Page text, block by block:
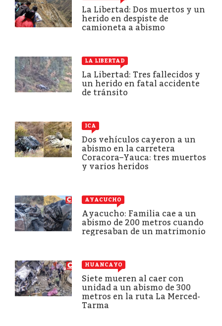
La Libertad: Dos muertos y un
herido en despiste de
camioneta a abismo
LA LIBERTAD
La Libertad: Tres fallecidos y
un herido en fatal accidente
de tránsito
ICA
Dos vehículos cayeron a un
abismo en la carretera
Coracora–Yauca: tres muertos
y varios heridos
AYACUCHO
Ayacucho: Familia cae a un
abismo de 200 metros cuando
regresaban de un matrimonio
HUANCAYO
Siete mueren al caer con
unidad a un abismo de 300
metros en la ruta La Merced-
Tarma